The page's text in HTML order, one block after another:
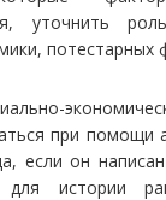
уточнить
потестарных
при помощи
если он
истории